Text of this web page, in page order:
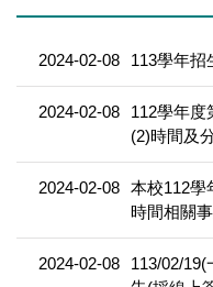
2024-02-08 113學年招
2024-02-08
112學年度
(2)時間及
2024-02-08 本校112學
時間相關
2024-02-08
113/02/